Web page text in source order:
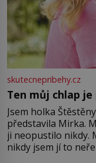
skutecnepribehy.cz
Ten můj chlap
Jsem holka
představila Mirka.
ji neopustilo nikdy.
nikdy jsem jí to